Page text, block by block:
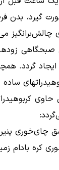
گیرد، بدن
۶ صبح ورزش کند ترجیح
صبحگاهی
و تا ۲ ساعت پس از آن
حاوی
چای‌خوری پنیر
کره بادام